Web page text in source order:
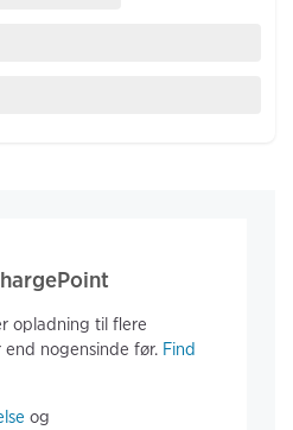
opladning til flere
nogensinde før. Find
og